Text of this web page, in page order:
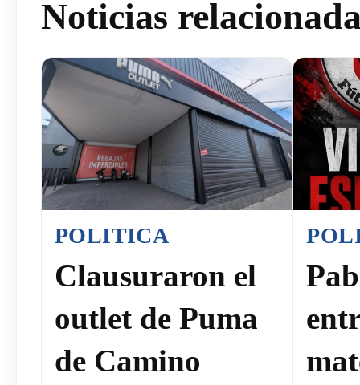
Noticias
POLITICA
Clausuraron el
outlet de Puma
de Camino